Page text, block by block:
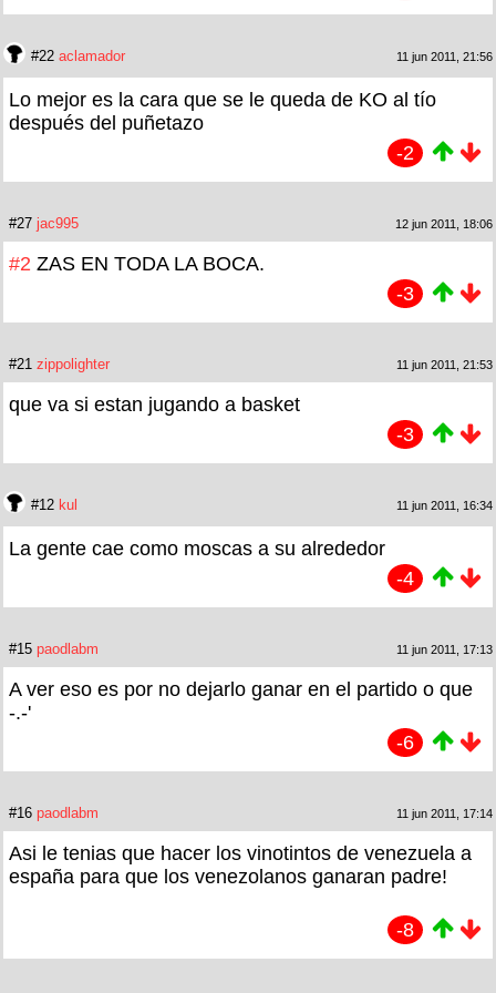
#22 aclamador 11 jun 2011, 21:56
Lo mejor es la cara que se le queda de KO al tío
después del puñetazo
-2
#27 jac995 12 jun 2011, 18:06
#2 ZAS EN TODA LA BOCA.
-3
#21 zippolighter 11 jun 2011, 21:53
que va si estan jugando a basket
-3
#12 kul 11 jun 2011, 16:34
La gente cae como moscas a su alrededor
-4
#15 paodlabm 11 jun 2011, 17:13
A ver eso es por no dejarlo ganar en el partido o que
-.-'
-6
#16 paodlabm 11 jun 2011, 17:14
Asi le tenias que hacer los vinotintos de venezuela a
españa para que los venezolanos ganaran padre!
-8